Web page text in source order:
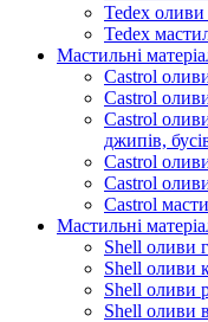
Tedex оливи
Tedex
Мастильні
Castrol
Castrol
Castrol
джипів,
Castrol
Castrol
Castrol
Мастильні
Shell оливи
Shell оливи
Shell оливи
Shell оливи